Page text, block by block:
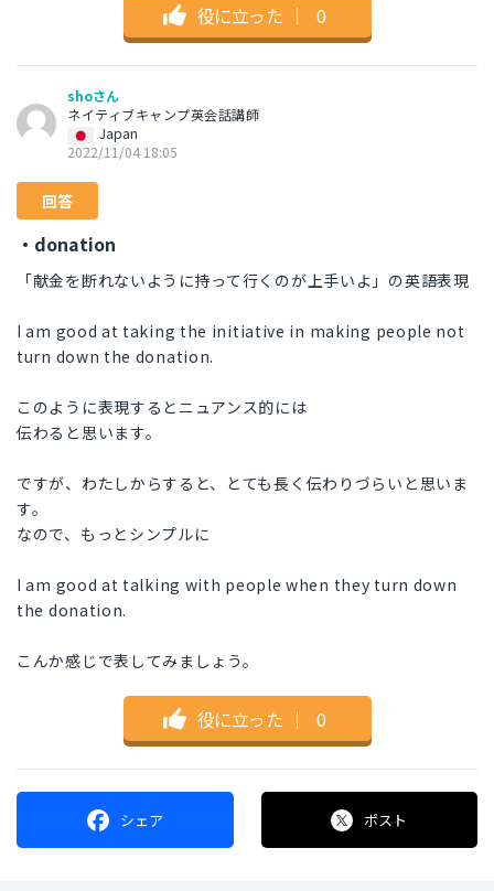
役に立った ｜ 0
shoさん
ネイティブキャンプ英会話講師
Japan
2022/11/04 18:05
回答
・donation
「献金を断れないように持って行くのが上手いよ」の英語表現
I am good at taking the initiative in making people not
turn down the donation.
このように表現するとニュアンス的には
伝わると思います。
ですが、わたしからすると、とても長く伝わりづらいと思いま
す。
なので、もっとシンプルに
I am good at talking with people when they turn down
the donation.
こんか感じで表してみましょう。
役に立った ｜ 0
シェア ポスト